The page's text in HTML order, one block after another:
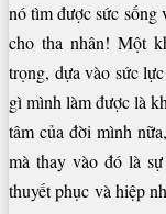
nó tìm được sức sống
cho tha nhân! Một
trọng, dựa vào sức
gì mình làm được là
tâm của đời mình
mà thay vào đó là
thuyết phục và hiệp